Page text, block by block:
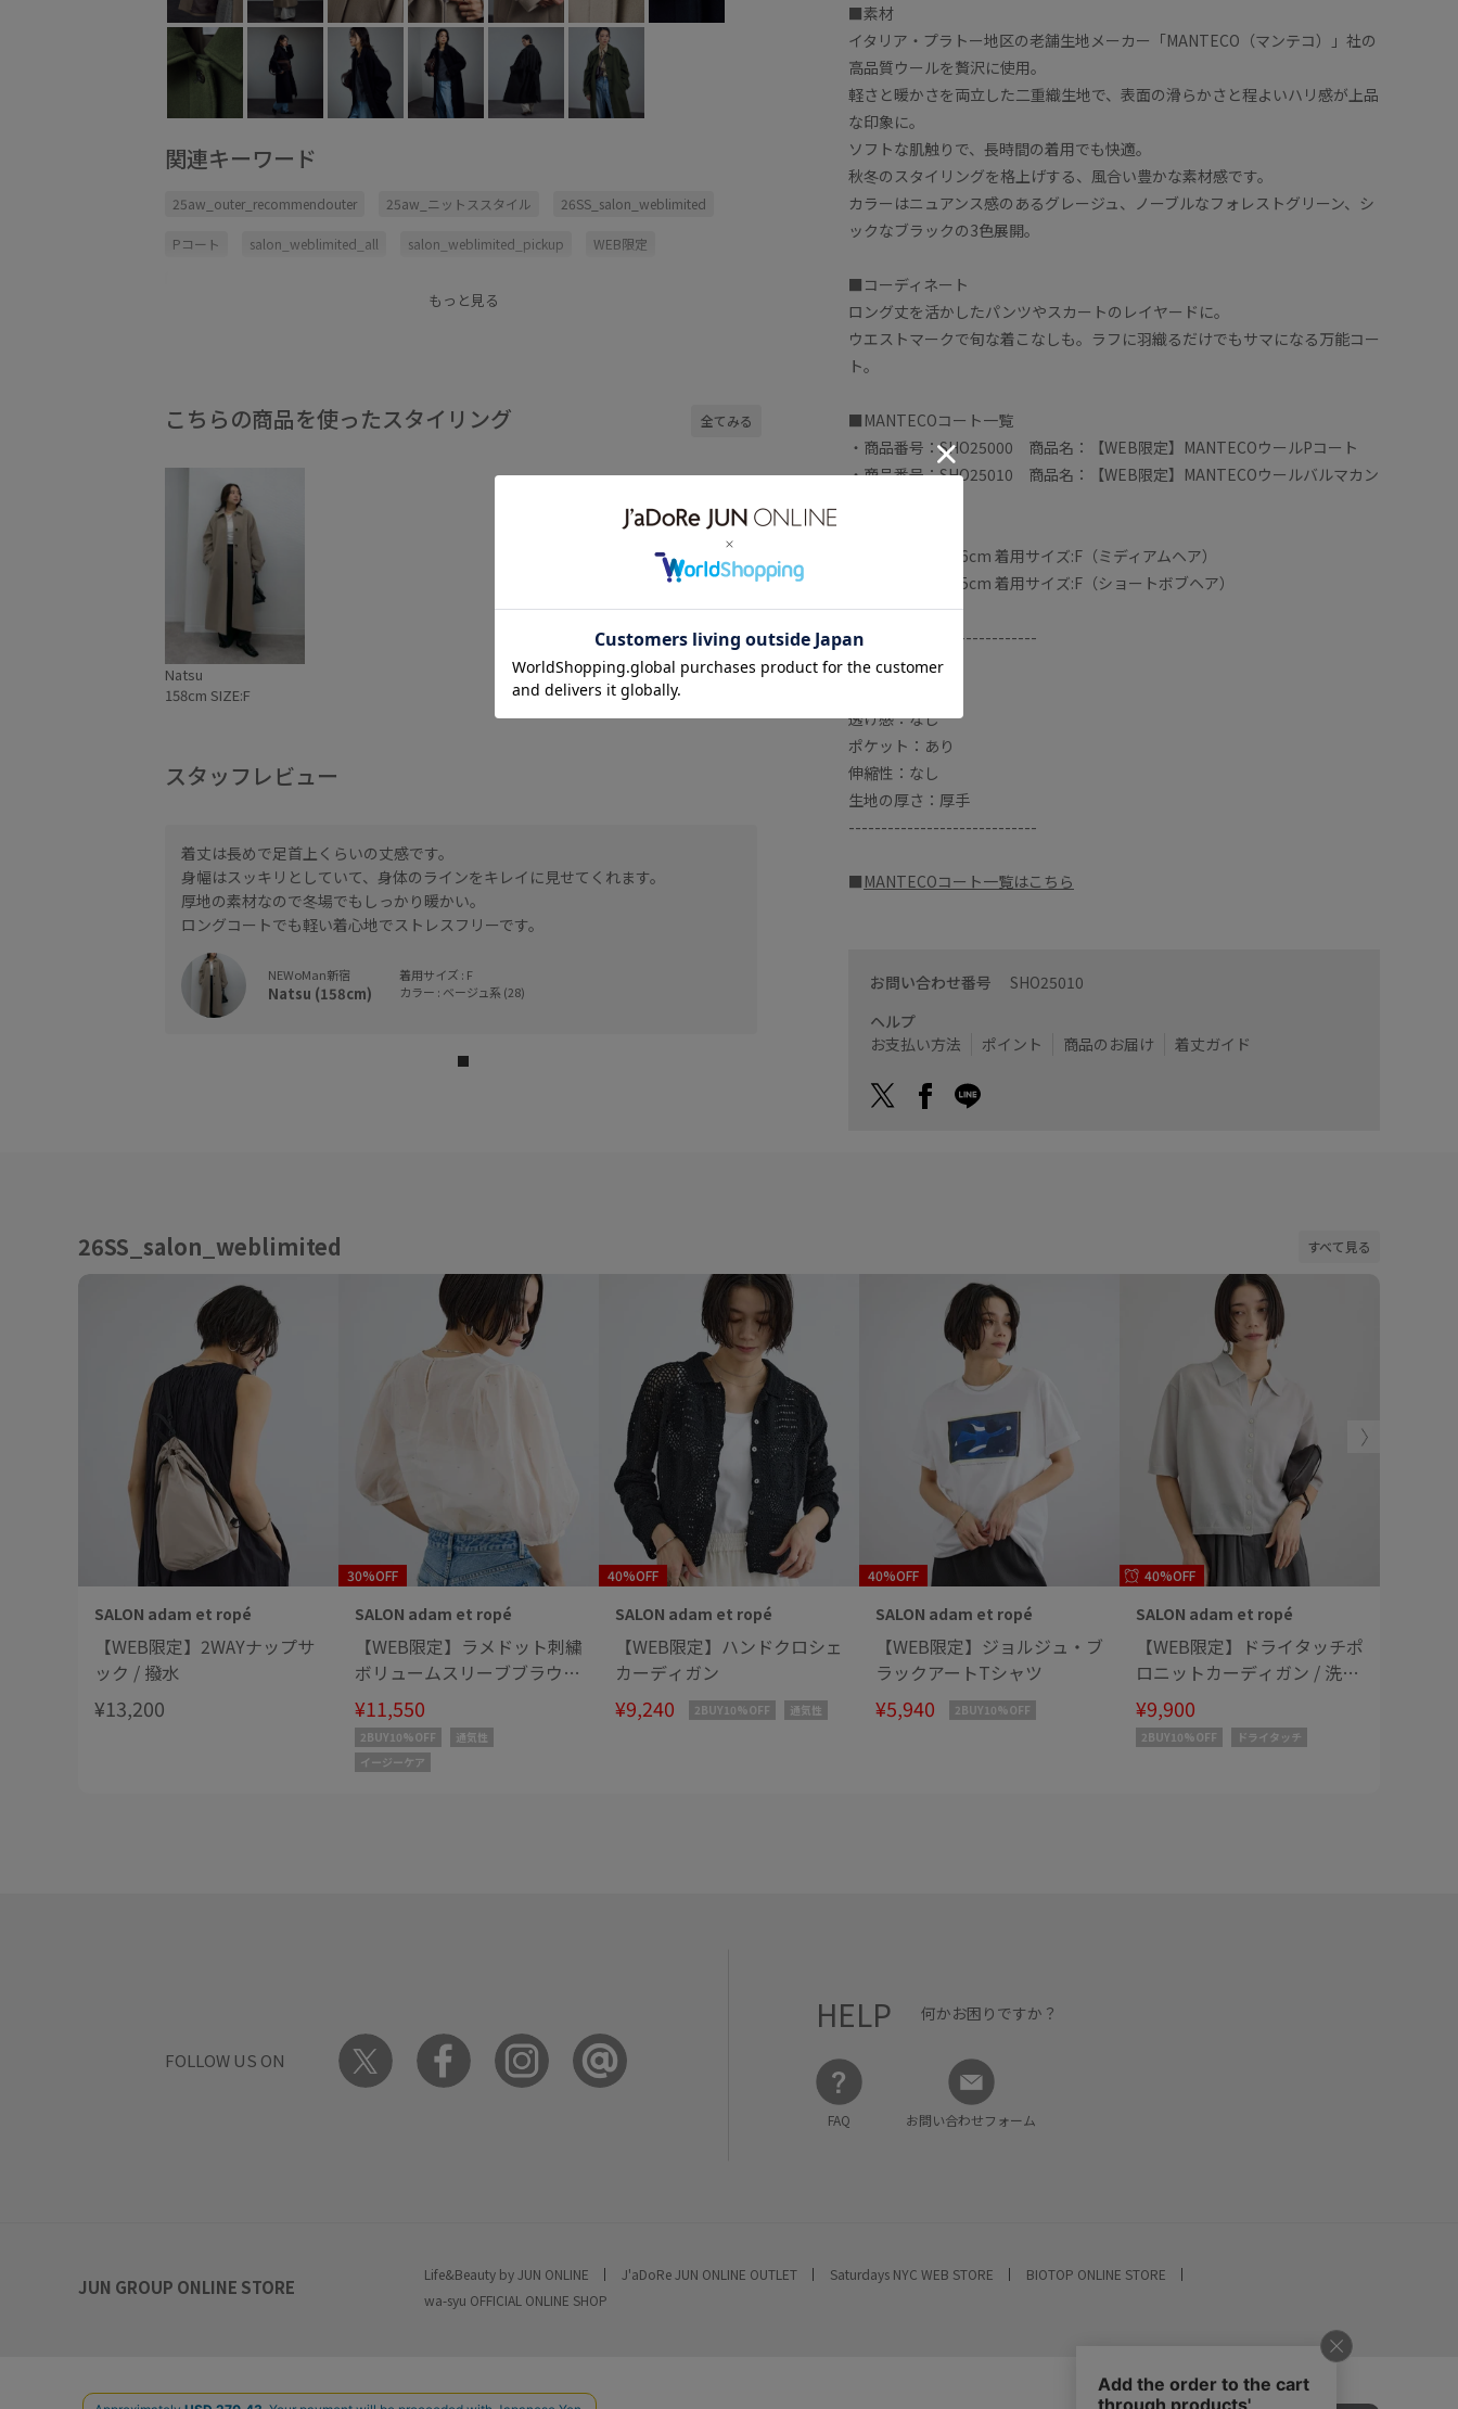
関連キーワード
25aw_outer_recommendouter 25aw_ニットススタイル 26SS_salon_weblimited
Pコート salon_weblimited_all salon_weblimited_pickup WEB限定
もっと見る
こちらの商品を使ったスタイリング 全てみる
Natsu
158cm SIZE:F
スタッフレビュー
着丈は長めで足首上くらいの丈感です。
身幅はスッキリとしていて、身体のラインをキレイに見せてくれます。
厚地の素材なので冬場でもしっかり暖かい。
ロングコートでも軽い着心地でストレスフリーです。
NEWoMan新宿
Natsu (158cm)
着用サイズ : F
カラー : ベージュ系 (28)
■素材
イタリア・プラトー地区の老舗生地メーカー「MANTECO（マンテコ）」社の
高品質ウールを贅沢に使用。
軽さと暖かさを両立した二重織生地で、表面の滑らかさと程よいハリ感が上品
な印象に。
ソフトな肌触りで、長時間の着用でも快適。
秋冬のスタイリングを格上げする、風合い豊かな素材感です。
カラーはニュアンス感のあるグレージュ、ノーブルなフォレストグリーン、シ
ックなブラックの3色展開。
■コーディネート
ロング丈を活かしたパンツやスカートのレイヤードに。
ウエストマークで旬な着こなしも。ラフに羽織るだけでもサマになる万能コー
ト。
■MANTECOコート一覧
・商品番号：SHO25000 商品名：【WEB限定】MANTECOウールPコート
・商品番号：SHO25010 商品名：【WEB限定】MANTECOウールバルマカン
■モデル身長:166cm 着用サイズ:F（ミディアムヘア）
■モデル身長:165cm 着用サイズ:F（ショートボブヘア）
-----------------------------
裏地：あり
透け感：なし
ポケット：あり
伸縮性：なし
生地の厚さ：厚手
-----------------------------
■ MANTECOコート一覧はこちら
お問い合わせ番号 SHO25010
ヘルプ
お支払い方法
ポイント 商品のお届け 着丈ガイド
26SS_salon_weblimited すべて見る
SALON adam et ropé
【WEB限定】2WAYナップサ
ック / 撥水
¥13,200
30%OFF
SALON adam et ropé
【WEB限定】ラメドット刺繍
ボリュームスリーブブラウス
/ イージーケア
¥11,550
2BUY10%OFF
通気性
イージーケア
40%OFF
SALON adam et ropé
【WEB限定】ハンドクロシェ
カーディガン
¥9,240 2BUY10%OFF 通気性
40%OFF
SALON adam et ropé
【WEB限定】ジョルジュ・ブ
ラックアートTシャツ
¥5,940 2BUY10%OFF
40%OFF
SALON adam et ropé
【WEB限定】ドライタッチポ
ロニットカーディガン / 洗え
る
¥9,900
2BUY10%OFF ドライタッチ
FOLLOW US ON
HELP 何かお困りですか？
FAQ お問い合わせフォーム
JUN GROUP ONLINE STORE
Life&Beauty by JUN ONLINE J'aDoRe JUN ONLINE OUTLET Saturdays NYC WEB STORE
BIOTOP ONLINE STORE
wa-syu OFFICIAL ONLINE SHOP